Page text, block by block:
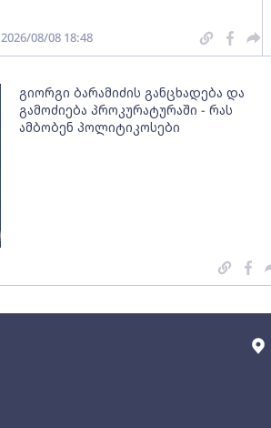
2026/08/08 18:48
გიორგი ბარამიძის განცხადება და
გამოძიება პროკურატურაში - რას
ამბობენ პოლიტიკოსები